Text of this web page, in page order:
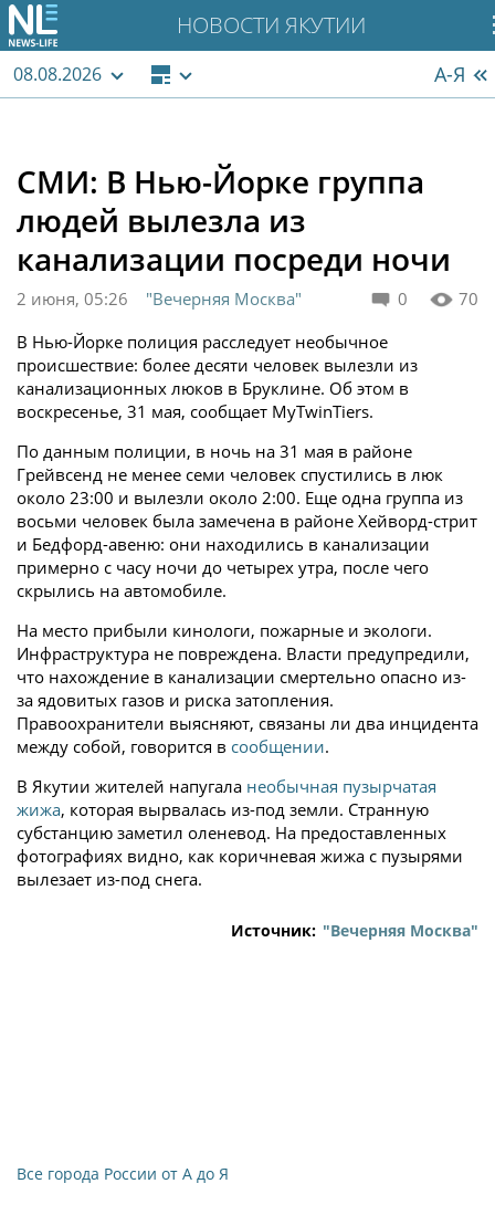
НОВОСТИ ЯКУТИИ
08.08.2026 А-Я
СМИ: В Нью-Йорке группа
людей вылезла из
канализации посреди ночи
0 70
2 июня, 05:26
"Вечерняя Москва"
В Нью-Йорке полиция расследует необычное
происшествие: более десяти человек вылезли из
канализационных люков в Бруклине. Об этом в
воскресенье, 31 мая, сообщает MyTwinTiers.
По данным полиции, в ночь на 31 мая в районе
Грейвсенд не менее семи человек спустились в люк
около 23:00 и вылезли около 2:00. Еще одна группа из
восьми человек была замечена в районе Хейворд-стрит
и Бедфорд-авеню: они находились в канализации
примерно с часу ночи до четырех утра, после чего
скрылись на автомобиле.
На место прибыли кинологи, пожарные и экологи.
Инфраструктура не повреждена. Власти предупредили,
что нахождение в канализации смертельно опасно из-
за ядовитых газов и риска затопления.
Правоохранители выясняют, связаны ли два инцидента
между собой, говорится в сообщении.
В Якутии жителей напугала необычная пузырчатая
жижа, которая вырвалась из-под земли. Странную
субстанцию заметил оленевод. На предоставленных
фотографиях видно, как коричневая жижа с пузырями
вылезает из-под снега.
Источник: "Вечерняя Москва"
Все города России от А до Я